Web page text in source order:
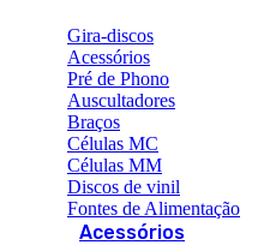
Gira-discos
Acessórios
Pré de Phono
Auscultadores
Braços
Células MC
Células MM
Discos de vinil
Fontes de Alimentação
Acessórios